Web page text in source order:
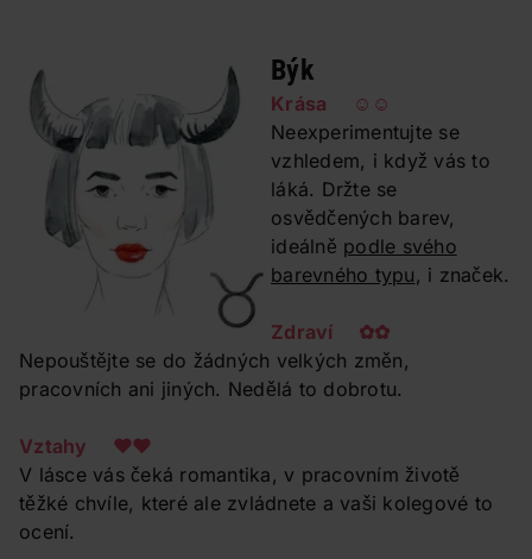
Býk
Krása ☺☺
Neexperimentujte se
vzhledem, i když vás to
láká. Držte se
osvědčených barev,
ideálně podle svého
barevného typu, i značek.
Zdraví ✿✿
Nepouštějte se do žádných velkých změn,
pracovních ani jiných. Nedělá to dobrotu.
Vztahy ❤❤
V lásce vás čeká romantika, v pracovním životě
těžké chvíle, které ale zvládnete a vaši kolegové to
ocení.